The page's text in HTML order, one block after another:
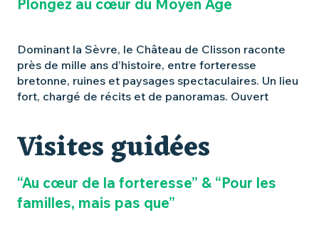
Plongez au cœur du Moyen Âge
Dominant la Sèvre, le Château de Clisson raconte
près de mille ans d’histoire, entre forteresse
bretonne, ruines et paysages spectaculaires. Un lieu
fort, chargé de récits et de panoramas. Ouvert
Visites guidées
“Au cœur de la forteresse” & “Pour les
familles, mais pas que”